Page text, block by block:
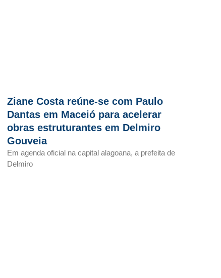
Ziane Costa reúne-se com Paulo
Dantas em Maceió para acelerar
obras estruturantes em Delmiro
Gouveia
Em agenda oficial na capital alagoana, a prefeita de
Delmiro